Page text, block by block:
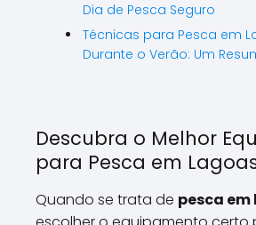
Dia de Pesca Seguro
Técnicas para Pesca em
Durante o Verão: Um
Descubra o Melhor
para Pesca em
Quando se trata de pesca